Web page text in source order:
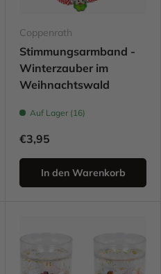
Coppenrath
Stimmungsarmband -
Winterzauber im
Weihnachtswald
Auf Lager (16)
€3,95
In den Warenkorb